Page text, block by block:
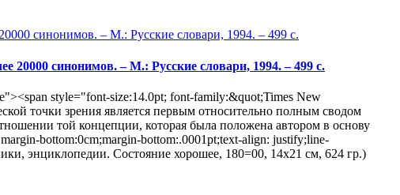
синонимов. – М.: Русские словари, 1994. – 499 с.
style="font-size:14.0pt; font-family:&quot;Times New
точки зрения является первым относительно полным сводом
той концепции, которая была положена автором в основу
bottom:0cm;margin-bottom:.0001pt;text-align: justify;line-
энциклопедии. Состояние хорошее, 180=00, 14х21 см, 624 гр.)